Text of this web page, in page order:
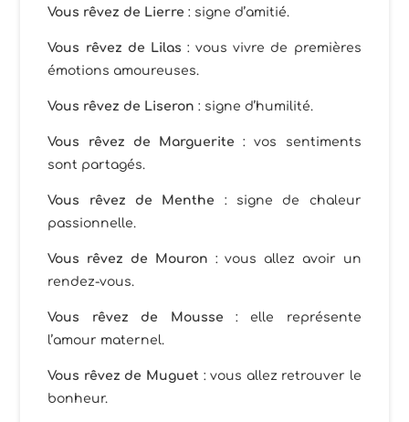
Vous rêvez de Lierre : signe d’amitié.
Vous rêvez de Lilas : vous vivre de premières
émotions amoureuses.
Vous rêvez de Liseron : signe d’humilité.
Vous rêvez de Marguerite : vos sentiments
sont partagés.
Vous rêvez de Menthe : signe de chaleur
passionnelle.
Vous rêvez de Mouron : vous allez avoir un
rendez-vous.
Vous rêvez de Mousse : elle représente
l’amour maternel.
Vous rêvez de Muguet : vous allez retrouver le
bonheur.